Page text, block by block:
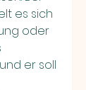
es sich
oder
er soll